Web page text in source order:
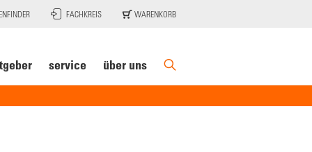
FACHKREIS WARENKORB
service über uns